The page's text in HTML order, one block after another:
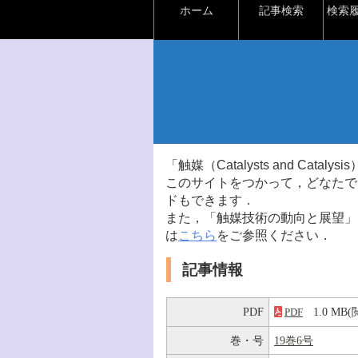
ホーム 記事検索 検索
「触媒（Catalysts and
このサイトをつかって，どなた
ドもできます．
また，「触媒技術の動向と展望
はこちら をご参照ください．
記事情報
PDF PDF 1.0 MB(
巻・号 19巻6号